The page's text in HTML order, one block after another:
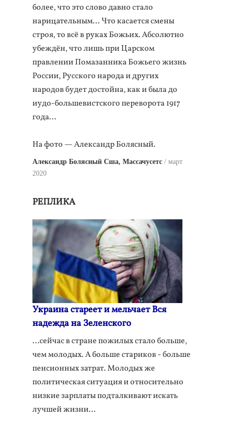
более, что это слово давно стало
нарицательным... Что касается смены
строя, то всё в руках Божьих. Абсолютно
убеждён, что лишь при Царском
правлении Помазанника Божьего жизнь
России, Русского народа и других
народов будет достойна, как и была до
иудо-большевистского переворота 1917
года...
На фото — Александр Болясный.
Александр Болясный Сша, Массачусетс
март
2020
РЕПЛИКА
Украина стареет и мельчает Вся
надежда на Зеленского
...сейчас в стране пожилых стало больше,
чем молодых. А больше стариков - больше
пенсионных затрат. Молодых же
политическая ситуация и относительно
низкие зарплаты подталкивают искать
лучшей жизни...